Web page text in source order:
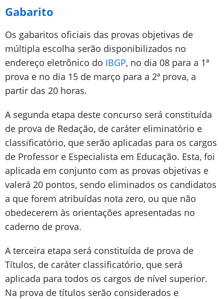
Gabarito
Os gabaritos oficiais das provas objetivas de
múltipla escolha serão disponibilizados no
endereço eletrônico do IBGP, no dia 08 para a 1ª
prova e no dia 15 de março para a 2ª prova, a
partir das 20 horas.
A segunda etapa deste concurso será constituída
de prova de Redação, de caráter eliminatório e
classificatório, que serão aplicadas para os cargos
de Professor e Especialista em Educação. Esta, foi
aplicada em conjunto com as provas objetivas e
valerá 20 pontos, sendo eliminados os candidatos
a que forem atribuídas nota zero, ou que não
obedecerem às orientações apresentadas no
caderno de prova.
A terceira etapa será constituída de prova de
Títulos, de caráter classificatório, que será
aplicada para todos os cargos de nível superior.
Na prova de títulos serão considerados e